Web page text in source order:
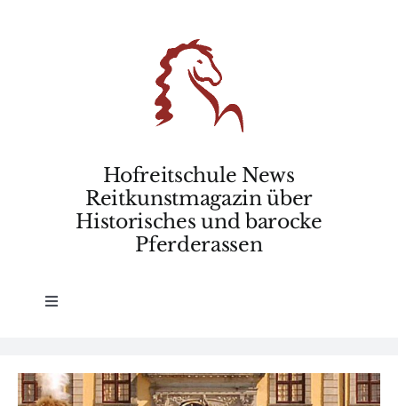
Hofreitschule News
Reitkunstmagazin über
Historisches und barocke
Pferderassen
Toggle